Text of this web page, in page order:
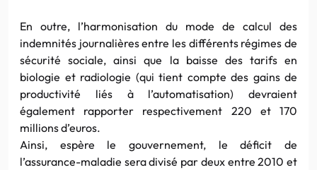
En outre, l’harmonisation du mode de calcul des
indemnités journalières entre les différents régimes de
sécurité sociale, ainsi que la baisse des tarifs en
biologie et radiologie (qui tient compte des gains de
productivité liés à l’automatisation) devraient
également rapporter respectivement 220 et 170
millions d’euros.
Ainsi, espère le gouvernement, le déficit de
l’assurance-maladie sera divisé par deux entre 2010 et